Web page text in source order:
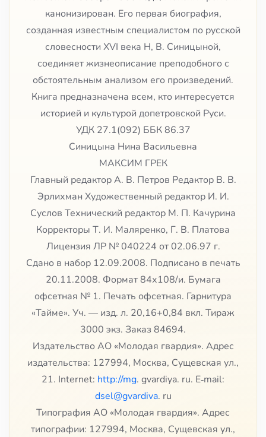
канонизирован. Его первая биография,
созданная известным специалистом по русской
словесности XVI века Н, В. Синицыной,
соединяет жизнеописание преподобного с
обстоятельным анализом его произведений.
Книга предназначена всем, кто интересуется
историей и культурой допетровской Руси.
УДК 27.1(092) ББК 86.37
Синицына Нина Васильевна
МАКСИМ ГРЕК
Главный редактор А. В. Петров Редактор В. В.
Эрлихман Художественный редактор И. И.
Суслов Технический редактор М. П. Качурина
Корректоры Т. И. Маляренко, Г. В. Платова
Лицензия ЛР № 040224 от 02.06.97 г.
Сдано в набор 12.09.2008. Подписано в печать
20.11.2008. Формат 84х108/и. Бумага
офсетная № 1. Печать офсетная. Гарнитура
«Тайме». Уч. — изд. л. 20,16+0,84 вкл. Тираж
3000 экз. Заказ 84694.
Издательство АО «Молодая гвардия». Адрес
издательства: 127994, Москва, Сущевская ул.,
21. Internet: http://mg. gvardiya. ru. E‑mail:
dsel@gvardiva. ru
Типография АО «Молодая гвардия». Адрес
типографии: 127994, Москва, Сущевская ул.,